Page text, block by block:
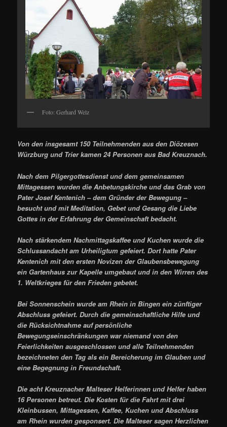
Foto: Gerhard Welz
Von den insgesamt 150 Teilnehmenden aus den Diözesen
Würzburg und Trier kamen 24 Personen aus Bad Kreuznach.
Nach dem Pilgergottesdienst und dem gemeinsamen
Mittagessen wurden die Anbetungskirche und das Grab von
Pater Josef Kentenich – dem Gründer der Bewegung –
besucht und mit Meditation, Gebet und Gesang die Liebe
Gottes in der Erfahrung der Gemeinschaft bedacht.
Nach stärkendem Nachmittagskaffee und Kuchen wurde die
Schlussandacht am Urheiligtum gefeiert. Dort hatte Pater
Kentenich mit den ersten Novizen der Glaubensbewegung
ein Gartenhaus zur Kapelle umgebaut und in den Wirren des
1. Weltkrieges für den Frieden gebetet.
Bei Sonnenschein wurde am Rhein in Bingen ein zünftiger
Abschluss gefeiert. Durch die gemeinschaftliche Hilfe und
die Rücksichtnahme auf persönliche
Bewegungseinschränkungen war niemand von den
Feierlichkeiten ausgeschlossen und alle Teilnehmenden
bezeichneten den Tag als ein Bereicherung im Glauben und
eine Begegnung in Freundschaft.
Die acht Kreuznacher Malteser Helferinnen und Helfer haben
16 Personen betreut. Die Kosten für die Fahrt mit drei
Kleinbussen, Mittagessen, Kaffee, Kuchen und Abschluss
am Rhein wurden gesponsert. Die Malteser sagen Herzlichen